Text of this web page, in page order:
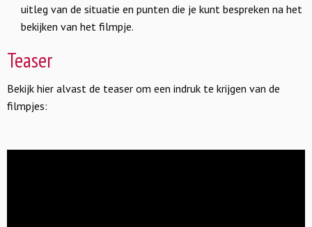
uitleg van de situatie en punten die je kunt bespreken na het
bekijken van het filmpje.
Teaser
Bekijk hier alvast de teaser om een indruk te krijgen van de
filmpjes: